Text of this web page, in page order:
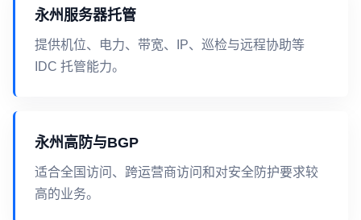
永州服务器托管
提供机位、电力、带宽、IP、巡检与远程协助等
IDC 托管能力。
永州高防与BGP
适合全国访问、跨运营商访问和对安全防护要求较
高的业务。